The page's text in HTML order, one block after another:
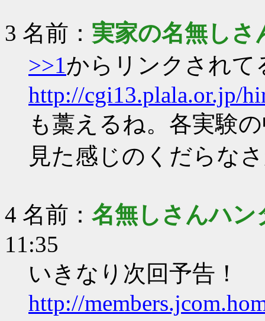
3 名前： 実家の名無しさ
>>1からリンクされて
http://cgi13.plala.or.jp/
も藁えるね。各実験
見た感じのくだらな
4 名前： 名無しさんハン
11:35
いきなり次回予告！
http://